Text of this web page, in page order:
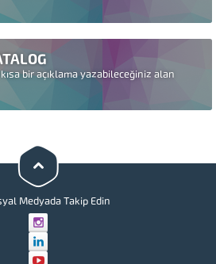
bir açıklama yazabileceğiniz alan
Medyada Takip Edin